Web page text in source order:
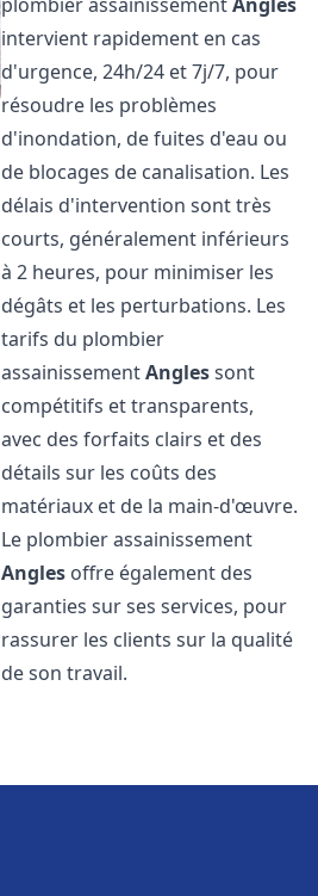
intervient rapidement en cas
d'urgence, 24h/24 et 7j/7, pour
résoudre les problèmes
d'inondation, de fuites d'eau ou
de blocages de canalisation. Les
délais d'intervention sont très
courts, généralement inférieurs
à 2 heures, pour minimiser les
dégâts et les perturbations. Les
tarifs du plombier
assainissementAnglessont
compétitifs et transparents,
avec des forfaits clairs et des
détails sur les coûts des
matériaux et de la main-d'œuvre.
Le plombier assainissement
Angles offre également des
garanties sur ses services, pour
rassurer les clients sur la qualité
de son travail.